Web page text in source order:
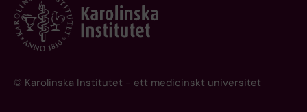
© Karolinska Institutet - ett medicinskt universitet